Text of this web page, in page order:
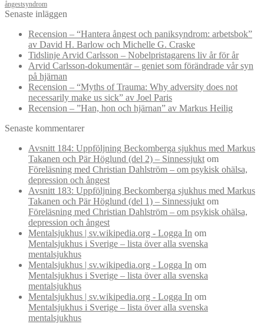
ångestsyndrom
Senaste inläggen
Recension – “Hantera ångest och paniksyndrom: arbetsbok”
av David H. Barlow och Michelle G. Craske
Tidslinje Arvid Carlsson – Nobelpristagarens liv år för år
Arvid Carlsson-dokumentär – geniet som förändrade vår syn
på hjärnan
Recension – “Myths of Trauma: Why adversity does not
necessarily make us sick” av Joel Paris
Recension – ”Han, hon och hjärnan” av Markus Heilig
Senaste kommentarer
Avsnitt 184: Uppföljning Beckomberga sjukhus med Markus
Takanen och Pär Höglund (del 2) – Sinnessjukt om
Föreläsning med Christian Dahlström – om psykisk ohälsa,
depression och ångest
Avsnitt 183: Uppföljning Beckomberga sjukhus med Markus
Takanen och Pär Höglund (del 1) – Sinnessjukt om
Föreläsning med Christian Dahlström – om psykisk ohälsa,
depression och ångest
Mentalsjukhus | sv.wikipedia.org - Logga In om
Mentalsjukhus i Sverige – lista över alla svenska
mentalsjukhus
Mentalsjukhus | sv.wikipedia.org - Logga In om
Mentalsjukhus i Sverige – lista över alla svenska
mentalsjukhus
Mentalsjukhus | sv.wikipedia.org - Logga In om
Mentalsjukhus i Sverige – lista över alla svenska
mentalsjukhus